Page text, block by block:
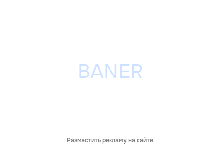
Разместить рекламу на сайте